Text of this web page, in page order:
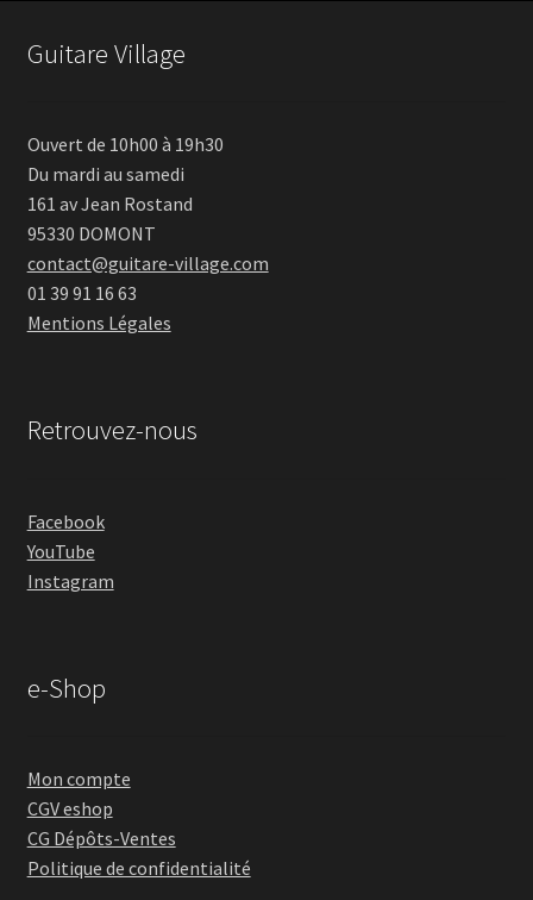
Guitare Village
Ouvert de 10h00 à 19h30
Du mardi au samedi
161 av Jean Rostand
95330 DOMONT
contact@guitare-village.com
01 39 91 16 63
Mentions Légales
Retrouvez-nous
Facebook
YouTube
Instagram
e-Shop
Mon compte
CGV eshop
CG Dépôts-Ventes
Politique de confidentialité